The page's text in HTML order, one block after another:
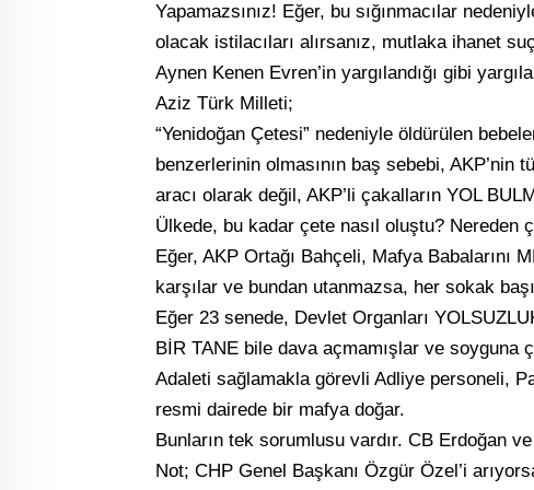
Yapamazsınız! Eğer, bu sığınmacılar
olacak istilacıları alırsanız, mutlaka ihanet
Aynen Kenen Evren’in yargılandığı gibi
Aziz Türk Milleti;
“Yenidoğan Çetesi” nedeniyle öldürülen
benzerlerinin olmasının baş sebebi,
aracı olarak değil, AKP’li çakalların YOL
Ülkede, bu kadar çete nasıl oluştu? Nereden
Eğer, AKP Ortağı Bahçeli, Mafya Babalarını
karşılar ve bundan utanmazsa, her sokak
Eğer 23 senede, Devlet Organları
BİR TANE bile dava açmamışlar ve
Adaleti sağlamakla görevli Adliye personeli,
resmi dairede bir mafya doğar.
Bunların tek sorumlusu vardır. CB Erdoğan
Not; CHP Genel Başkanı Özgür Özel’i